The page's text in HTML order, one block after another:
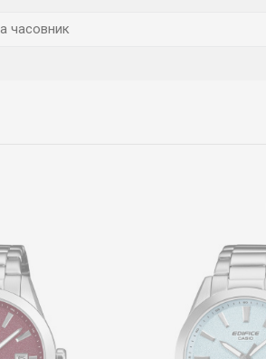
часовник